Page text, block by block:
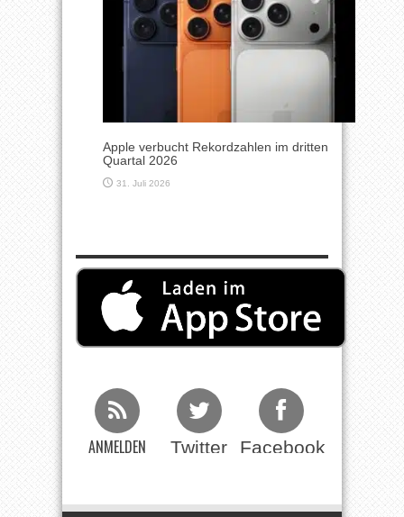
Apple verbucht Rekordzahlen im dritten
Quartal 2026
31. Juli 2026
ANMELDEN Twitter Facebook